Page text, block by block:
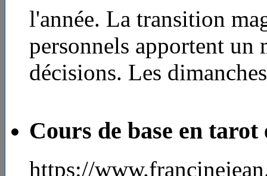
l'année. La transition
personnels apportent un
décisions. Les
Cours de base en
https://